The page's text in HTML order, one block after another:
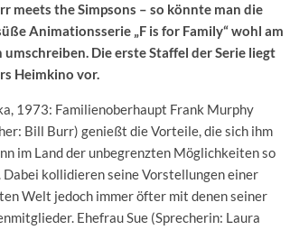
meets the Simpsons – so könnte man die
Animationsserie „F is for Family“ wohl am
umschreiben. Die erste Staffel der Serie liegt
Heimkino vor.
1973: Familienoberhaupt Frank Murphy
Bill Burr) genießt die Vorteile, die sich ihm
im Land der unbegrenzten Möglichkeiten so
Dabei kollidieren seine Vorstellungen einer
Welt jedoch immer öfter mit denen seiner
Ehefrau Sue (Sprecherin: Laura